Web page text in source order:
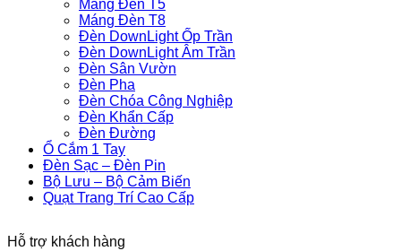
Máng Đèn T5
Máng Đèn T8
Đèn DownLight Ốp Trần
Đèn DownLight Âm Trần
Đèn Sân Vườn
Đèn Pha
Đèn Chóa Công Nghiệp
Đèn Khẩn Cấp
Đèn Đường
Ổ Cắm 1 Tay
Đèn Sạc – Đèn Pin
Bộ Lưu – Bộ Cảm Biến
Quạt Trang Trí Cao Cấp
Hỗ trợ khách hàng